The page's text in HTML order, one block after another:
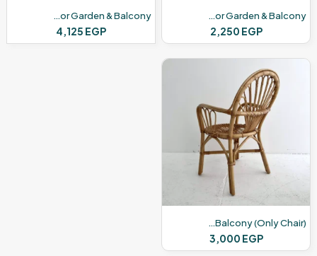
Modern Bamboo Table – For Outdoor Garden & Balcony
2,250 EGP
Modern Bamboo Chairs – For Outdoor Garden & Balcony
4,125 EGP
Classic Bamboo Chairs – For Outdoor Garden & Balcony (only Chair)
3,000 EGP